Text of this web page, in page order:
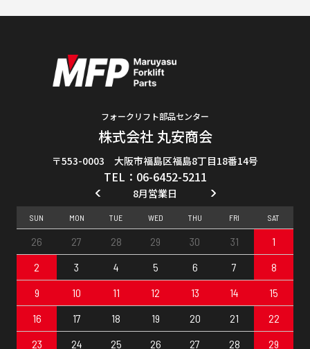
フォークリフト部品センター
株式会社 丸安商会
〒553-0003 大阪市福島区福島8丁目18番14号
TEL：06-6452-5211
8月営業日
SUN MON TUE WED THU FRI SAT
26 27 28 29 30 31
1
2
3 4 5 6 7
8
9
10 11 12 13 14
15
16
17 18 19 20 21
22
23
24 25 26 27 28 29